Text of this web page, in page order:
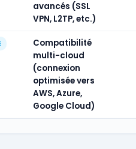
avancés (SSL
VPN, L2TP, etc.)
Compatibilité
multi-cloud
(connexion
optimisée vers
AWS, Azure,
Google Cloud)